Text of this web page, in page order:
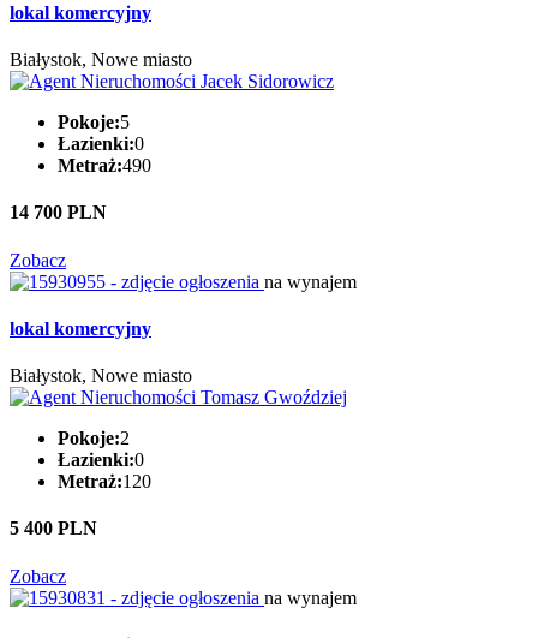
lokal komercyjny
Białystok, Nowe miasto
Pokoje:5
Łazienki:0
Metraż:490
14 700 PLN
Zobacz
na wynajem
lokal komercyjny
Białystok, Nowe miasto
Pokoje:2
Łazienki:0
Metraż:120
5 400 PLN
Zobacz
na wynajem